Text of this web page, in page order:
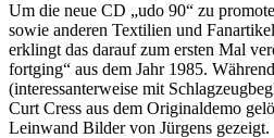
Um die neue CD „udo 90“ zu
sowie anderen Textilien und
erklingt das darauf zum ersten Mal
fortging“ aus dem Jahr 1985.
(interessanterweise mit
Curt Cress aus dem Originaldemo
Leinwand Bilder von Jürgens gezeigt.